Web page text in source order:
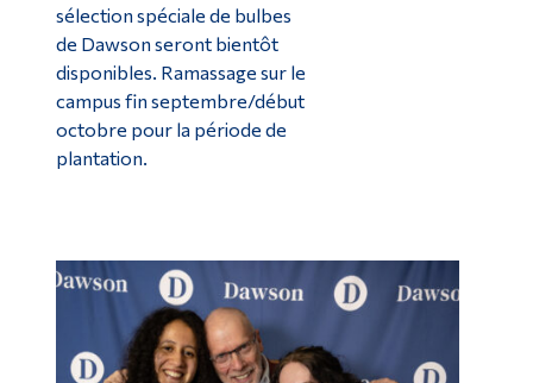
sélection spéciale de bulbes
de Dawson seront bientôt
disponibles. Ramassage sur le
campus fin septembre/début
octobre pour la période de
plantation.